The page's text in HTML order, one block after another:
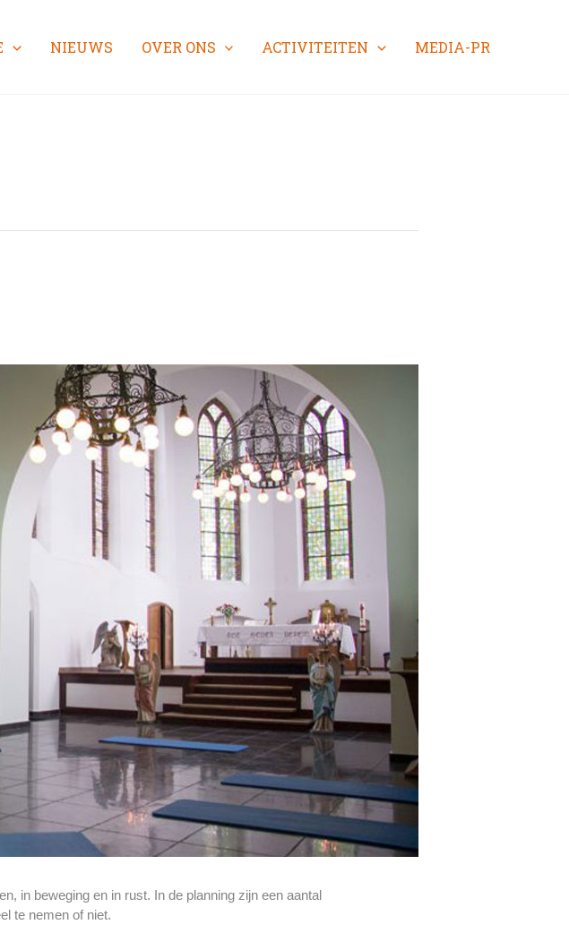
NIEUWS OVER ONS ACTIVITEITEN MEDIA-PR
in beweging en in rust. In de planning zijn een aantal
te nemen of niet.